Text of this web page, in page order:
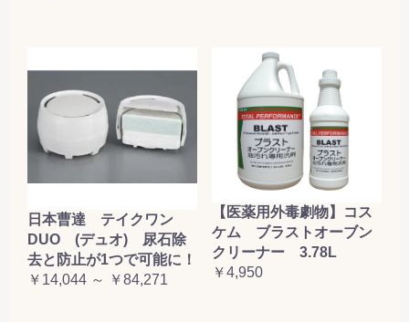
日本曹達 テイクワン
DUO (デュオ) 尿石除
去と防止が1つで可能に！
￥14,044 ～ ￥84,271
【医薬用外毒劇物】コス
ケム ブラストオーブン
クリーナー 3.78L
￥4,950